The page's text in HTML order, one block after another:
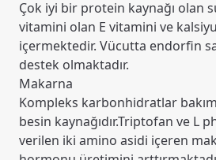
Çok iyi bir protein kaynağı olan
vitamini olan E vitamini ve
içermektedir. Vücutta endorfin
destek olmaktadır.
Makarna
Kompleks karbonhidratlar
besin kaynağıdır.Triptofan ve L
verilen iki amino asidi içeren